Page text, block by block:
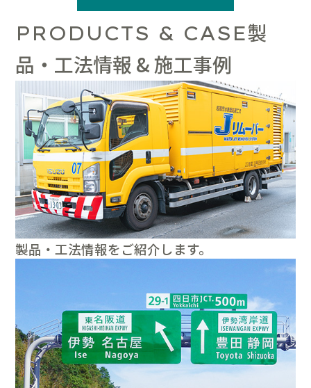
PRODUCTS & CASE製
品・工法情報 & 施工事例
製品・工法情報をご紹介します。